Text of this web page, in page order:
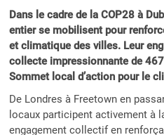
Dans le cadre de la COP28 à
entier se mobilisent pour
et climatique des villes. Leur
collecte impressionnante de
Sommet local d’action pour le
De Londres à Freetown en
locaux participent activement à
engagement collectif en